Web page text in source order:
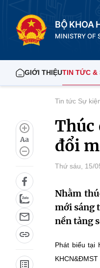
BỘ KHOA
MINISTRY OF
GIỚI THIỆUTIN TỨC &
Aa
Tin tức Sự
Thúc
đổi
Thứ sáu, 15/
Nhằm
mới sáng
nền tảng
Phát biểu tại